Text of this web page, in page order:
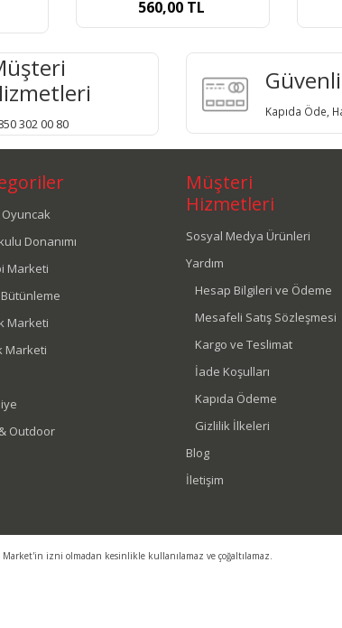
90,00TL
302 00 80
Kapıda Öde,
Oyuncak
Donanımı
Marketi
Marketi
Marketi
Outdoor
Müşteri
Hizmetleri
Sosyal Medya Ürünleri
Yardım
Hesap Bilgileri ve Ödeme
Mesafeli Satış Sözleşmesi
Kargo ve Teslimat
İade Koşulları
Kapıda Ödeme
Gizlilik İlkeleri
Blog
İletişim
izni olmadan kesinlikle kullanılamaz ve çoğaltılamaz.